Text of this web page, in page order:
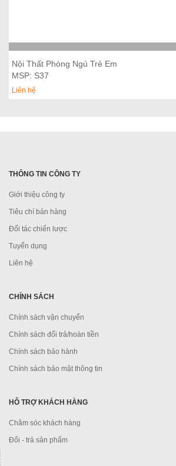
Thêm vào giỏ hàng
Nội Thất Phòng Ngủ Trẻ Em
MSP: S37
Liên hệ
THÔNG TIN CÔNG TY
Giới thiệu công ty
Tiêu chí bán hàng
Đối tác chiến lược
Tuyển dụng
Liên hệ
CHÍNH SÁCH
Chính sách vận chuyển
Chính sách đổi trả/hoàn tiền
Chính sách bảo hành
Chính sách bảo mật thông tin
HỖ TRỢ KHÁCH HÀNG
Chăm sóc khách hàng
Đổi - trả sản phẩm